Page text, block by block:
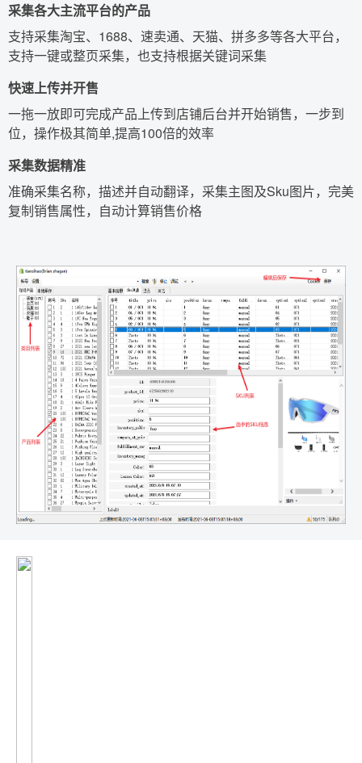
采集各大主流平台的产品
支持采集淘宝、1688、速卖通、天猫、拼多多等各大平台，
支持一键或整页采集，也支持根据关键词采集
快速上传并开售
一拖一放即可完成产品上传到店铺后台并开始销售，一步到
位，操作极其简单,提高100倍的效率
采集数据精准
准确采集名称，描述并自动翻译，采集主图及Sku图片，完美
复制销售属性，自动计算销售价格